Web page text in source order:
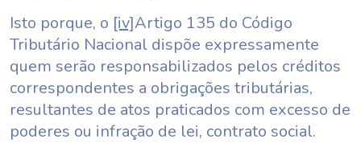
Isto porque, o [iv]Artigo 135 do Código
Tributário Nacional dispõe expressamente
quem serão responsabilizados pelos créditos
correspondentes a obrigações tributárias,
resultantes de atos praticados com excesso de
poderes ou infração de lei, contrato social.